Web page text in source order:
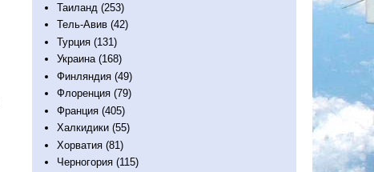
Таиланд (253)
Тель-Авив (42)
Турция (131)
Украина (168)
Финляндия (49)
Флоренция (79)
Франция (405)
Халкидики (55)
Хорватия (81)
Черногория (115)